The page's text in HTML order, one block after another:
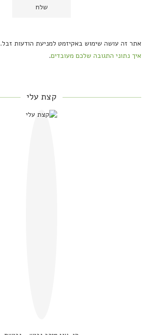
אתר זה עושה שימוש באקיזמט למניעת הודעות זבל.
איך נתוני התגובה שלכם מעובדים.
קצת עלי